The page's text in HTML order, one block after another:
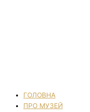
ГОЛОВНА
ПРО МУЗЕЙ